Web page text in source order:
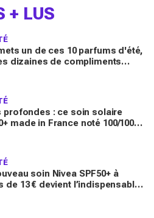
+ LUS
un de ces 10 parfums d'été,
dizaines de compliments
profondes : ce soin solaire
made in France noté 100/100
soin Nivea SPF50+ à
de 13 € devient l’indispensable